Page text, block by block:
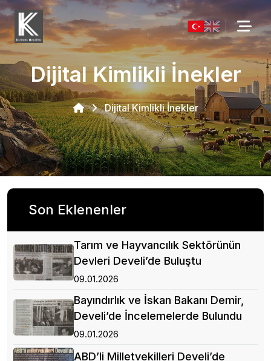
Dijital Kimlikli İnekler
Dijital Kimlikli İnekler
Son Eklenenler
Tarım ve Hayvancılık Sektörünün
Devleri Develi’de Buluştu
09.01.2026
Bayındırlık ve İskan Bakanı Demir,
Develi’de İncelemelerde Bulundu
09.01.2026
ABD’li Milletvekilleri Develi’de